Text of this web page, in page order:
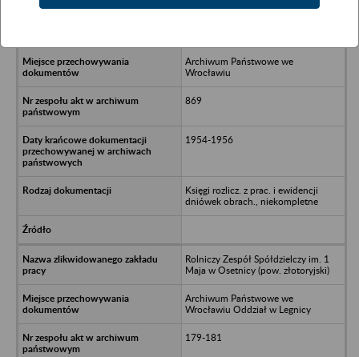
Rolniczy Zespół Spółdzielczy im. 1
Archiwum Państwowe we
Wrocławiu
869
1954-1956
Księgi rozlicz. z prac. i ewidencji
dniówek obrach., niekompletne
Rolniczy Zespół Spółdzielczy im. 1
Maja w Osetnicy (pow. złotoryjski)
Archiwum Państwowe we
Wrocławiu Oddział w Legnicy
179-181